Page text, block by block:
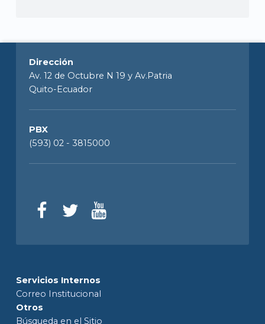
Dirección
Av. 12 de Octubre N 19 y Av.Patria
Quito-Ecuador
PBX
(593) 02 - 3815000
Servicios Internos
Correo Institucional
Otros
Búsqueda en el Sitio